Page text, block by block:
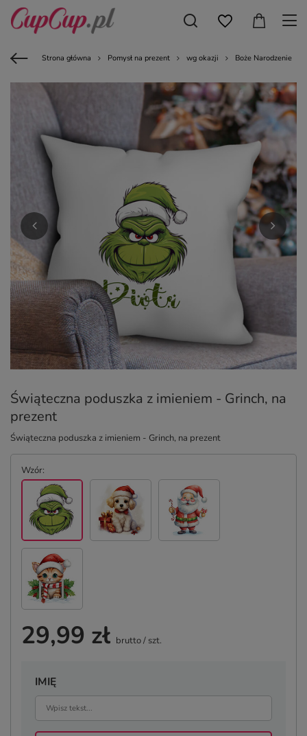
Strona główna Pomysł na prezent wg okazji Boże Narodzenie
Świąteczna poduszka z imieniem - Grinch, na
prezent
Świąteczna poduszka z imieniem - Grinch, na prezent
Wzór
29,99 zł brutto/ szt.
IMIĘ